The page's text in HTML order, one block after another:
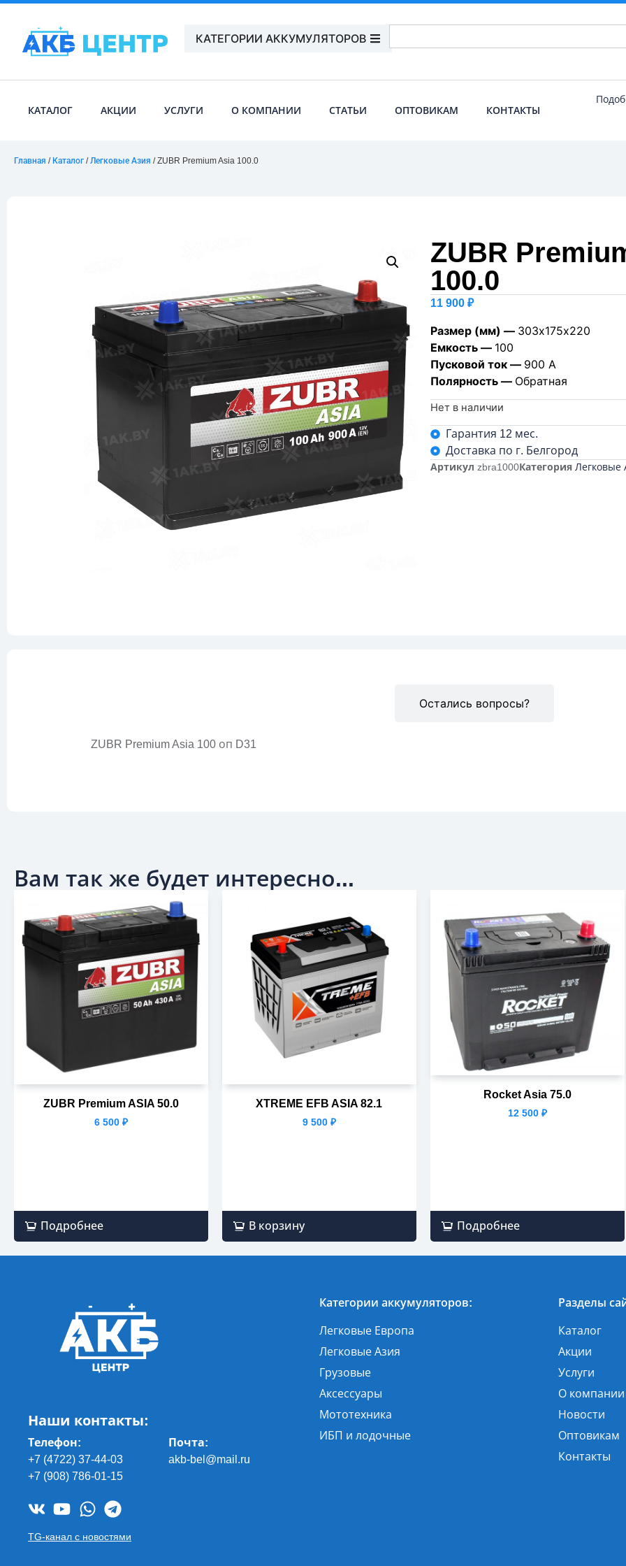
КАТЕГОРИИ АККУМУЛЯТОРОВ
КАТАЛОГ АКЦИИ УСЛУГИ О КОМПАНИИ СТАТЬИ ОПТОВИКАМ КОНТАКТЫ
Главная / Каталог /Легковые Азия / ZUBR Premium Asia 100.0
ZUBR
100.0
11 900 ₽
Размер (мм) — 303х175х220
Емкость — 100
Пусковой ток — 900 А
Полярность — Обратная
Нет в наличии
Гарантия 12 мес.
Доставка по г. Белгород
Артикул zbra1000Категория Легковые
Остались вопросы?
ZUBR Premium Asia 100 оп D31
Вам так же будет интересно...
ZUBR Premium ASIA 50.0
6 500 ₽
Подробнее
XTREME EFB ASIA 82.1
9 500 ₽
В корзину
Rocket Asia 75.0
12 500 ₽
Подробнее
Наши контакты:
Телефон:
+7 (4722) 37-44-03
+7 (908) 786-01-15
Почта:
akb-bel@mail.ru
TG-канал с новостями
Категории аккумуляторов:
Легковые Европа
Легковые Азия
Грузовые
Аксессуары
Мототехника
ИБП и лодочные
Разделы
Каталог
Акции
Услуги
О компании
Новости
Оптовикам
Контакты